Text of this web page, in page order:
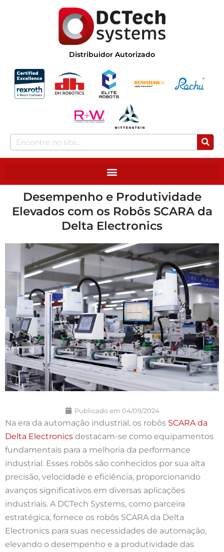
Distribuidor Autorizado
Desempenho e Produtividade
Elevados com os Robôs SCARA da
Delta Electronics
Publicado em 04/09/2024
Na era da automação industrial, os robôs SCARA da
Delta Electronics destacam-se como equipamentos
fundamentais para a melhoria da performance
industrial. Esses robôs são conhecidos por sua alta
precisão, velocidade e eficiência, proporcionando
avanços significativos em diversas aplicações
industriais. A DCTech Systems, como parceira
estratégica, fornece os robôs SCARA da Delta
Electronics para suas necessidades de automação,
elevando o desempenho e a produtividade das